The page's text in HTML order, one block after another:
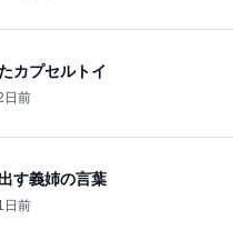
カプセルトイ
日前
す義姉の言葉
日前